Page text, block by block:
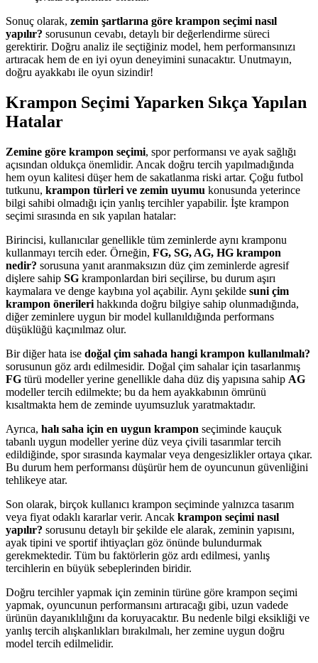
Sonuç olarak, zemin şartlarına göre krampon seçimi nasıl
yapılır? sorusunun cevabı, detaylı bir değerlendirme süreci
gerektirir. Doğru analiz ile seçtiğiniz model, hem performansınızı
artıracak hem de en iyi oyun deneyimini sunacaktır. Unutmayın,
doğru ayakkabı ile oyun sizindir!
Krampon Seçimi Yaparken Sıkça Yapılan
Hatalar
Zemine göre krampon seçimi, spor performansı ve ayak sağlığı
açısından oldukça önemlidir. Ancak doğru tercih yapılmadığında
hem oyun kalitesi düşer hem de sakatlanma riski artar. Çoğu futbol
tutkunu, krampon türleri ve zemin uyumu konusunda yeterince
bilgi sahibi olmadığı için yanlış tercihler yapabilir. İşte krampon
seçimi sırasında en sık yapılan hatalar:
Birincisi, kullanıcılar genellikle tüm zeminlerde aynı kramponu
kullanmayı tercih eder. Örneğin, FG, SG, AG, HG krampon
nedir? sorusuna yanıt aranmaksızın düz çim zeminlerde agresif
dişlere sahip SG kramponlardan biri seçilirse, bu durum aşırı
kaymalara ve denge kaybına yol açabilir. Aynı şekilde suni çim
krampon önerileri hakkında doğru bilgiye sahip olunmadığında,
diğer zeminlere uygun bir model kullanıldığında performans
düşüklüğü kaçınılmaz olur.
Bir diğer hata ise doğal çim sahada hangi krampon kullanılmalı?
sorusunun göz ardı edilmesidir. Doğal çim sahalar için tasarlanmış
FG türü modeller yerine genellikle daha düz diş yapısına sahip AG
modeller tercih edilmekte; bu da hem ayakkabının ömrünü
kısaltmakta hem de zeminde uyumsuzluk yaratmaktadır.
Ayrıca, halı saha için en uygun krampon seçiminde kauçuk
tabanlı uygun modeller yerine düz veya çivili tasarımlar tercih
edildiğinde, spor sırasında kaymalar veya dengesizlikler ortaya çıkar.
Bu durum hem performansı düşürür hem de oyuncunun güvenliğini
tehlikeye atar.
Son olarak, birçok kullanıcı krampon seçiminde yalnızca tasarım
veya fiyat odaklı kararlar verir. Ancak krampon seçimi nasıl
yapılır? sorusunu detaylı bir şekilde ele alarak, zeminin yapısını,
ayak tipini ve sportif ihtiyaçları göz önünde bulundurmak
gerekmektedir. Tüm bu faktörlerin göz ardı edilmesi, yanlış
tercihlerin en büyük sebeplerinden biridir.
Doğru tercihler yapmak için zeminin türüne göre krampon seçimi
yapmak, oyuncunun performansını artıracağı gibi, uzun vadede
ürünün dayanıklılığını da koruyacaktır. Bu nedenle bilgi eksikliği ve
yanlış tercih alışkanlıkları bırakılmalı, her zemine uygun doğru
model tercih edilmelidir.